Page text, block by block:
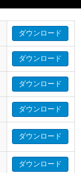
ダウンロード
ダウンロード
ダウンロード
ダウンロード
ダウンロード
ダウンロード